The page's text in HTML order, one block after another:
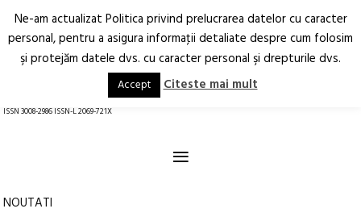
Arhitectură.
Oraș.
RO EN
ISSN 3008-2986 ISSN-L 2069-721X
≡
NOUTATI
Ne-am actualizat Politica privind prelucrarea datelor cu caracter
personal, pentru a asigura informaţii detaliate despre cum folosim
şi protejăm datele dvs. cu caracter personal şi drepturile dvs.
Accept Citeste mai mult